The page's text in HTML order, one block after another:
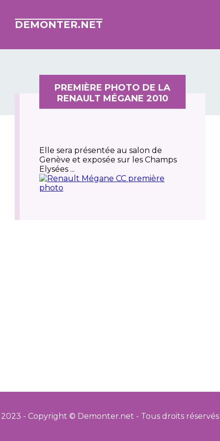
DEMONTER.NET
PREMIÈRE PHOTO DE LA
RENAULT MÉGANE 2010
Elle sera présentée au salon de
Genève et exposée sur les Champs
Elysées ...
2023 - Copyright © Demonter.net - Tous droits réservés